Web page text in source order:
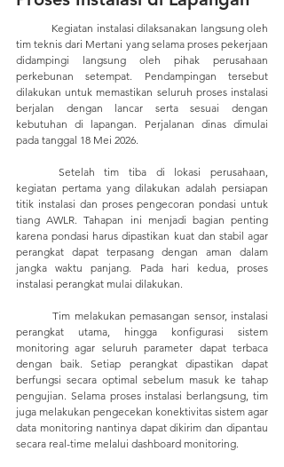
tim teknis dari Mertani yang selama proses pekerjaan
didampingi langsung oleh pihak perusahaan
perkebunan setempat. Pendampingan tersebut
dilakukan untuk memastikan seluruh proses instalasi
berjalan dengan lancar serta sesuai dengan
kebutuhan di lapangan. Perjalanan dinas dimulai
pada tanggal 18 Mei 2026.
kegiatan pertama yang dilakukan adalah persiapan
titik instalasi dan proses pengecoran pondasi untuk
tiang AWLR. Tahapan ini menjadi bagian penting
karena pondasi harus dipastikan kuat dan stabil agar
perangkat dapat terpasang dengan aman dalam
jangka waktu panjang. Pada hari kedua, proses
instalasi perangkat mulai dilakukan.
	Tim melakukan pemasangan sensor, instalasi
perangkat utama, hingga konfigurasi sistem
monitoring agar seluruh parameter dapat terbaca
dengan baik. Setiap perangkat dipastikan dapat
berfungsi secara optimal sebelum masuk ke tahap
pengujian. Selama proses instalasi berlangsung, tim
juga melakukan pengecekan konektivitas sistem agar
data monitoring nantinya dapat dikirim dan dipantau
secara real-time melalui dashboard monitoring.